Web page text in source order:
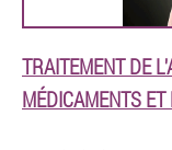
TRAITEMENT DE
MÉDICAMENTS